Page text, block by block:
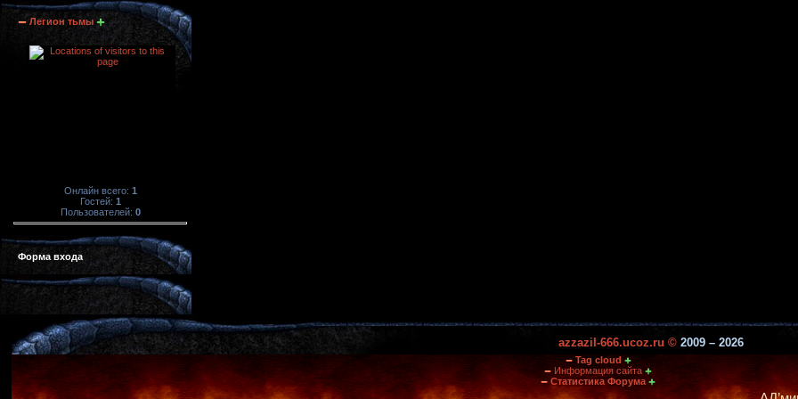
Легион тьмы
Онлайн всего: 1
Гостей: 1
Пользователей: 0
Форма входа
azzazil-666.ucoz.ru ©2009 – 2026
Tag cloud
Информация сайта
Статистика Форума